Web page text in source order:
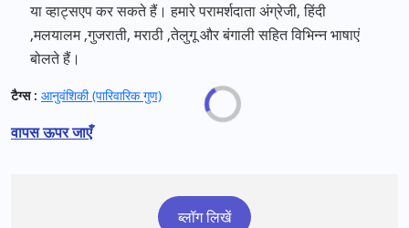
या व्हाट्सएप कर सकते हैं। हमारे परामर्शदाता अंग्रेजी,हिंदी
,मलयालम,गुजराती,मराठी ,तेलुगू और बंगाली सहित विभिन्न भाषाएं
बोलते हैं।
टैग्स : आनुवंशिकी (पारिवारिक गुण)
वापस ऊपर जाएँ
ब्लॉग लिखें